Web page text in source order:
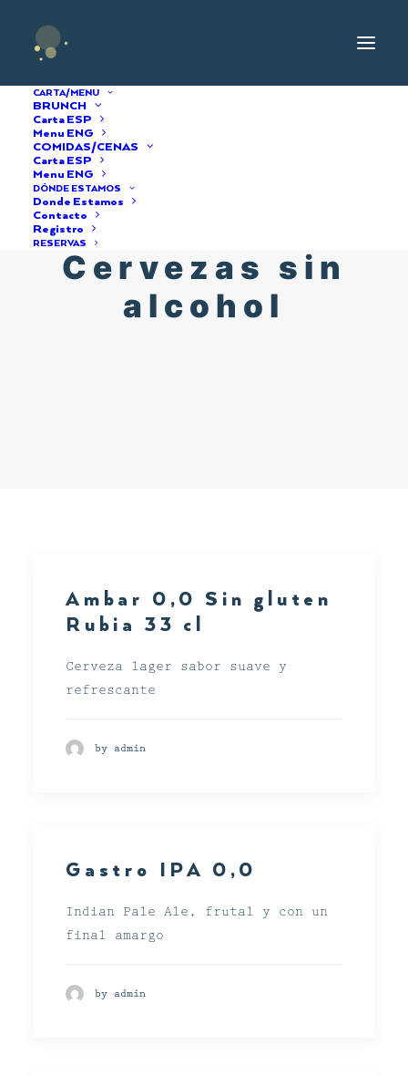
CARTA/MENU
BRUNCH
Carta ESP
Menu ENG
COMIDAS/CENAS
Carta ESP
Menu ENG
DÓNDE ESTAMOS
Donde Estamos
Contacto
Registro
RESERVAS
Cervezas sin
alcohol
Ambar 0,0 Sin gluten
Rubia 33 cl
Cerveza lager sabor suave y
refrescante
by admin
Gastro IPA 0,0
Indian Pale Ale, frutal y con un
final amargo
by admin